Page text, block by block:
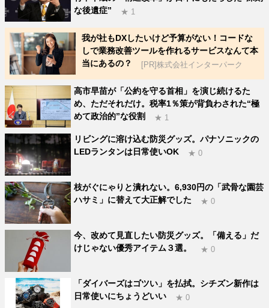
な後遺症”
★ 1
我が社もDXしたいけど予算がない！コードな
しで業務改善ツールを作れるサービスなんて本
当にあるの？
[PR]株式会社インターパーク
高市早苗が「公約を守る首相」を演じ続けるた
め、ただそれだけ。税率1％策が背負わされた“極
めて政治的”な役割
★ 1
リビングに溶け込む防災グッズ。パナソニックの
LEDランタンは日常使いOK
★ 0
枝がぐにゃりと潰れない。6,930円の「武骨な園芸
ハサミ」に替えて大正解でした
★ 0
今、改めて見直したい防災グッズ。「備える」だ
けじゃない優秀アイテム３選。
★ 0
「ダイバーズはゴツい」を払拭。シチズン新作は
日常使いにちょうどいい
★ 0